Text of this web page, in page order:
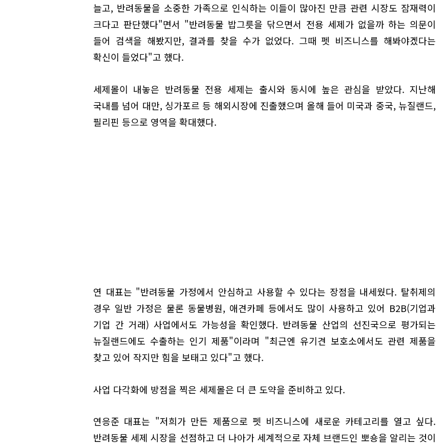
늘고, 반려동물을 소중한 가족으로 인식하는 이들이 많아진 만큼 관련 시장도 잠재력이
크다고 판단했다"면서 "반려동물 밥그릇을 닦으면서 전용 세제가 없을까 하는 의문이
들어 검색을 해봤지만, 결과를 찾을 수가 없었다. 그때 펫 비즈니스를 해봐야겠다는
확신이 들었다"고 했다.
세제몰이 내놓은 반려동물 전용 세제는 출시와 동시에 높은 관심을 받았다. 지난해
국내를 넘어 대만, 싱가포르 등 해외시장에 진출했으며 올해 들어 미국과 중국, 뉴질랜드,
필리핀 등으로 영역을 확대했다.
연 대표는 "반려동물 가정에서 안심하고 사용할 수 있다는 장점을 내세웠다. 탈취제의
경우 일반 가정은 물론 동물병원, 애견카페 등에서도 많이 사용하고 있어 B2B(기업과
기업 간 거래) 사업에서도 가능성을 확인했다. 반려동물 산업의 선진국으로 평가되는
뉴질랜드에도 수출하는 인기 제품"이라며 "최근엔 유기견 보호소에서도 관련 제품을
찾고 있어 작지만 힘을 보태고 있다"고 했다.
사업 다각화에 방점을 찍은 세제몰은 더 큰 도약을 준비하고 있다.
연응준 대표는 "저희가 만든 제품으로 펫 비즈니스에 새로운 카테고리를 열고 싶다.
반려동물 세제 시장을 선점하고 더 나아가 세계적으로 자체 브랜드인 뽀숑을 알리는 것이